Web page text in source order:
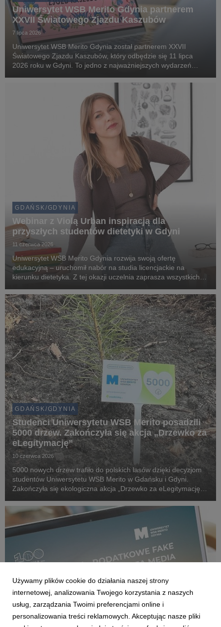
Uniwersytet WSB Merito Gdynia partnerem
XXVII Światowego Zjazdu Kaszubów
7 lipca 2026
Uniwersytet WSB Merito Gdynia został partnerem XXVII
Światowego Zjazdu Kaszubów, który odbędzie się 11 lipca
2026 roku w Gdyni. To jedno z najważniejszych wydarzeń
mieszkańców regionu oraz gości z kraju i zagranicy wokół ...
GDAŃSK/GDYNIA
Webinar z Violą Urban inspiracją dla
przyszłych studentów dietetyki w Gdyni
11 czerwca 2026
Uniwersytet WSB Merito Gdynia rozwija swoją ofertę
edukacyjną – uruchomił nabór na studia licencjackie na
kierunku dietetyka. Z tej okazji uczelnia zaprasza wszystkich
karierą w branży dietetycznej na bezpłatny webina...
GDAŃSK/GDYNIA
Studenci Uniwersytetu WSB Merito posadzili
5000 drzew. Zakończyła się akcja „Drzewko za
eLegitymację”
10 czerwca 2026
5000 nowych drzew trafiło do polskich lasów dzięki decyzjom
studentów Uniwersytetu WSB Merito w Gdańsku i Gdyni.
Zakończyła się ekologiczna akcja „Drzewko za eLegitymację”,
wsparciem środowiska naturalnego.
Używamy plików cookie do działania naszej strony
internetowej, analizowania Twojego korzystania z naszych
usług, zarządzania Twoimi preferencjami online i
personalizowania treści reklamowych. Akceptując nasze pliki